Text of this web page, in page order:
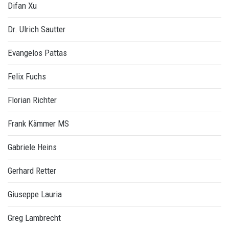
Difan Xu
Dr. Ulrich Sautter
Evangelos Pattas
Felix Fuchs
Florian Richter
Frank Kämmer MS
Gabriele Heins
Gerhard Retter
Giuseppe Lauria
Greg Lambrecht